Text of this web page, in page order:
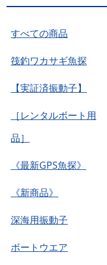
すべての商品
筏釣ワカサギ魚探
【実証済振動子】
［レンタルボート用
品］
《最新GPS魚探》
《新商品》
深海用振動子
ボートウエア